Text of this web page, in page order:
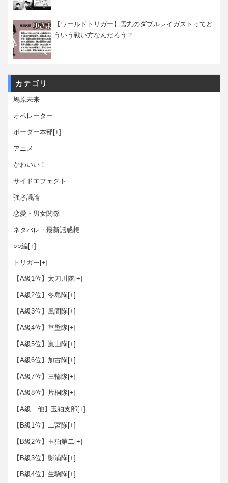
【ワールドトリガー】雪丸のダブルレイガストってど
ういう戦い方なんだろう？
カテゴリ
鳩原未来
オペレーター
ボーダー本部[+]
アニメ
かわいい！
サイドエフェクト
強さ議論
恋愛・男女関係
ネタバレ・最新話感想
○○編[+]
トリガー[+]
【A級1位】太刀川隊[+]
【A級2位】冬島隊[+]
【A級3位】風間隊[+]
【A級4位】草壁隊[+]
【A級5位】嵐山隊[+]
【A級6位】加古隊[+]
【A級7位】三輪隊[+]
【A級8位】片桐隊[+]
【A級 他】玉狛支部[+]
【B級1位】二宮隊[+]
【B級2位】玉狛第二 [+]
【B級3位】影浦隊[+]
【B級4位】生駒隊[+]